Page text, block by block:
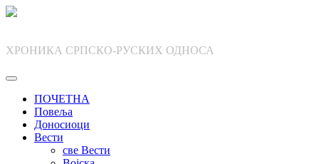
Skip
ХРОНИКА СРПСКО-РУСКИХ ОДНОСА
ПОЧЕТНА
Повеља
Доносиоци
Вести
све Вести